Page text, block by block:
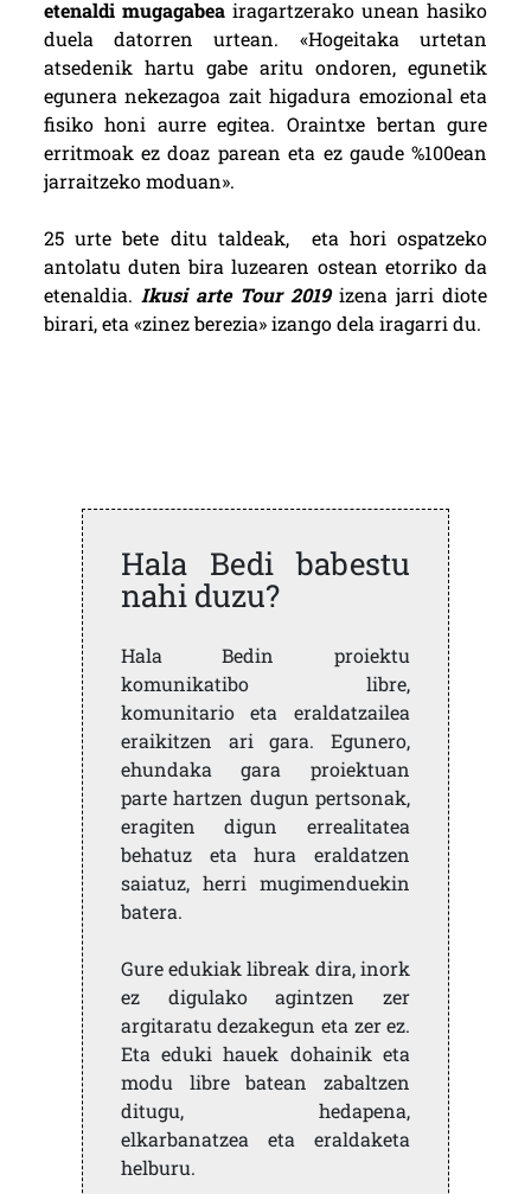
etenaldi mugagabeairagartzerako unean hasiko
duela datorren urtean. «Hogeitaka urtetan
atsedenik hartu gabe aritu ondoren, egunetik
egunera nekezagoa zait higadura emozional eta
fisiko honi aurre egitea. Oraintxe bertan gure
erritmoak ez doaz parean eta ez gaude %100ean
jarraitzeko moduan».
25 urte bete ditu taldeak, eta hori ospatzeko
antolatu duten bira luzearen ostean etorriko da
etenaldia. Ikusi arte Tour 2019izena jarri diote
birari, eta «zinez berezia» izango dela iragarri du.
Hala Bedi babestu
nahi duzu?
Hala Bedin proiektu
komunikatibo libre,
komunitario eta eraldatzailea
eraikitzen ari gara. Egunero,
ehundaka gara proiektuan
parte hartzen dugun pertsonak,
eragiten digun errealitatea
behatuz eta hura eraldatzen
saiatuz, herri mugimenduekin
batera.
Gure edukiak libreak dira, inork
ez digulako agintzen zer
argitaratu dezakegun eta zer ez.
Eta eduki hauek dohainik eta
modu libre batean zabaltzen
ditugu, hedapena,
elkarbanatzea eta eraldaketa
helburu.